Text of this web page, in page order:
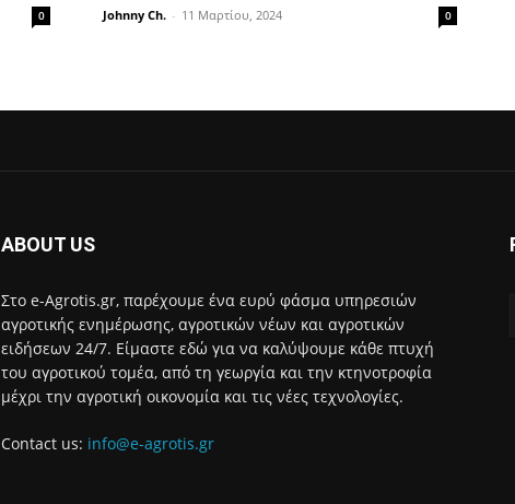
0 Johnny Ch. - 11 Μαρτίου, 2024 0
ABOUT US
Στο e-Agrotis.gr, παρέχουμε ένα ευρύ φάσμα υπηρεσιών
αγροτικής ενημέρωσης, αγροτικών νέων και αγροτικών
ειδήσεων 24/7. Είμαστε εδώ για να καλύψουμε κάθε πτυχή
του αγροτικού τομέα, από τη γεωργία και την κτηνοτροφία
μέχρι την αγροτική οικονομία και τις νέες τεχνολογίες.
Contact us: info@e-agrotis.gr